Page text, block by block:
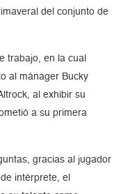
del conjunto de
trabajo, en la cual
al mánager Bucky
al exhibir su
a su primera
gracias al jugador
intérprete, el